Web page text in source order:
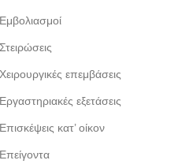
Εμβολιασμοί
Στειρώσεις
Χειρουργικές επεμβάσεις
Εργαστηριακές εξετάσεις
Επισκέψεις κατ’ οίκον
Επείγοντα